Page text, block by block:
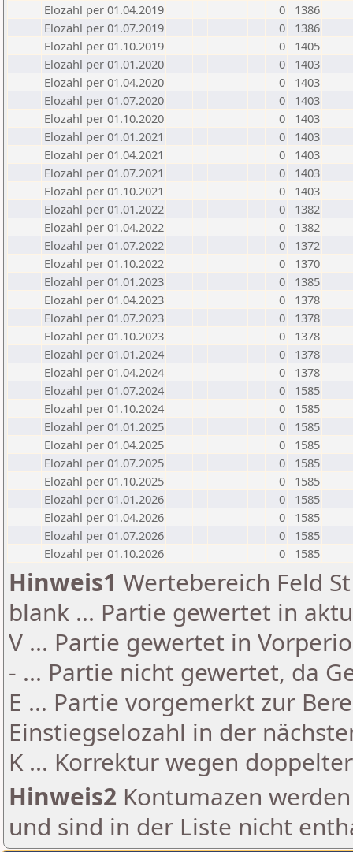
Elozahl per 01.04.2019
0
1386
Elozahl per 01.07.2019
0
1386
Elozahl per 01.10.2019
0
1405
Elozahl per 01.01.2020
0
1403
Elozahl per 01.04.2020
0
1403
Elozahl per 01.07.2020
0
1403
Elozahl per 01.10.2020
0
1403
Elozahl per 01.01.2021
0
1403
Elozahl per 01.04.2021
0
1403
Elozahl per 01.07.2021
0
1403
Elozahl per 01.10.2021
0
1403
Elozahl per 01.01.2022
0
1382
Elozahl per 01.04.2022
0
1382
Elozahl per 01.07.2022
0
1372
Elozahl per 01.10.2022
0
1370
Elozahl per 01.01.2023
0
1385
Elozahl per 01.04.2023
0
1378
Elozahl per 01.07.2023
0
1378
Elozahl per 01.10.2023
0
1378
Elozahl per 01.01.2024
0
1378
Elozahl per 01.04.2024
0
1378
Elozahl per 01.07.2024
0
1585
Elozahl per 01.10.2024
0
1585
Elozahl per 01.01.2025
0
1585
Elozahl per 01.04.2025
0
1585
Elozahl per 01.07.2025
0
1585
Elozahl per 01.10.2025
0
1585
Elozahl per 01.01.2026
0
1585
Elozahl per 01.04.2026
0
1585
Elozahl per 01.07.2026
0
1585
Elozahl per 01.10.2026
0 1585
Hinweis1 Wertebereich Feld
blank ... Partie gewertet in
V ... Partie gewertet in
- ... Partie nicht gewertet, da
E ... Partie vorgemerkt zur
Einstiegselozahl in der
K ... Korrektur wegen
Hinweis2 Kontumazen
und sind in der Liste nicht